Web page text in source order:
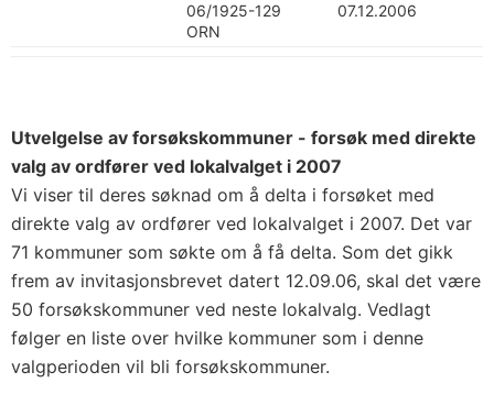
06/1925-129
ORN
07.12.2006
Utvelgelse av forsøkskommuner - forsøk med direkte
valg av ordfører ved lokalvalget i 2007
Vi viser til deres søknad om å delta i forsøket med
direkte valg av ordfører ved lokalvalget i 2007. Det var
71 kommuner som søkte om å få delta. Som det gikk
frem av invitasjonsbrevet datert 12.09.06, skal det være
50 forsøkskommuner ved neste lokalvalg. Vedlagt
følger en liste over hvilke kommuner som i denne
valgperioden vil bli forsøkskommuner.